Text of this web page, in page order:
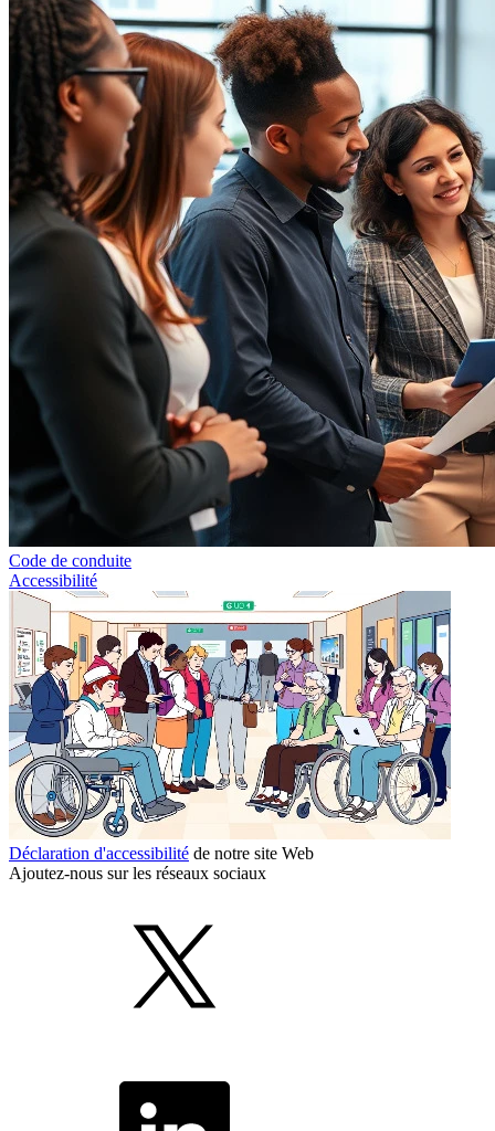
Code de conduite
Accessibilité
Déclaration d'accessibilité de notre site Web
Ajoutez-nous sur les réseaux sociaux